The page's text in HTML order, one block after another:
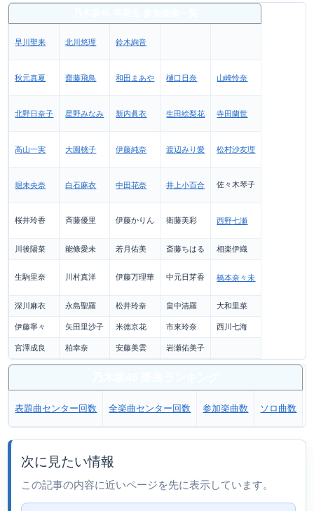
早川聖来 北川悠理 鈴木絢音
秋元真夏 齋藤飛鳥 和田まあや 樋口日奈 山崎怜奈
北野日奈子 星野みなみ 新内眞衣 生田絵梨花 寺田蘭世
高山一実 大園桃子 伊藤純奈 渡辺みり愛 松村沙友理
堀未央奈 白石麻衣 中田花奈 井上小百合 佐々木琴子
桜井玲香 斉藤優里 伊藤かりん 衛藤美彩 西野七瀬
川後陽菜 能條愛未 若月佑美 斎藤ちはる 相楽伊織
生駒里奈 川村真洋 伊藤万理華 中元日芽香 橋本奈々未
深川麻衣 永島聖羅 松井玲奈 畠中清羅 大和里菜
伊藤寧々 矢田里沙子 米徳京花 市來玲奈 西川七海
宮澤成良 柏幸奈 安藤美雲 岩瀬佑美子
表題曲センター回数 全楽曲センター回数 参加楽曲数 ソロ曲数
次に見たい情報
この記事の内容に近いページを先に表示しています。